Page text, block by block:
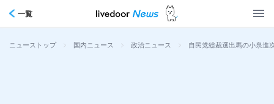
一覧
ニューストップ > 国内ニュース > 政治ニュース > 自民党総裁選出馬の小泉進